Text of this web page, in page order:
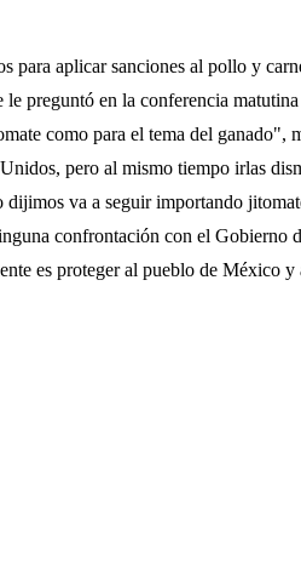
para aplicar sanciones al pollo y
le preguntó en la conferencia
como para el tema del ganado",
pero al mismo tiempo irlas
va a seguir importando
confrontación con el Gobierno
es proteger al pueblo de México y